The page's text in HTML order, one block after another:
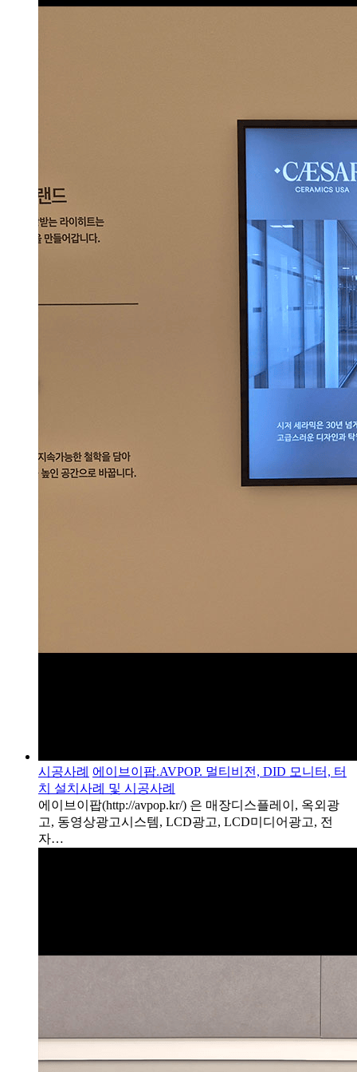
시공사례 에이브이팝.AVPOP. 멀티비전, DID 모니터, 터
치 설치사례 및 시공사례
에이브이팝(http://avpop.kr/) 은 매장디스플레이, 옥외광
고, 동영상광고시스템, LCD광고, LCD미디어광고, 전
자…